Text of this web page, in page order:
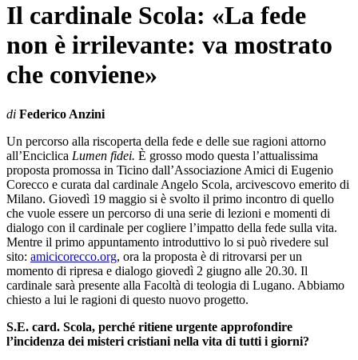
Il cardinale Scola: «La fede
non è irrilevante: va mostrato
che conviene»
di Federico Anzini
Un percorso alla riscoperta della fede e delle sue ragioni attorno
all’Enciclica Lumen fidei. È grosso modo questa l’attualissima
proposta promossa in Ticino dall’Associazione Amici di Eugenio
Corecco e curata dal cardinale Angelo Scola, arcivescovo emerito di
Milano. Giovedì 19 maggio si è svolto il primo incontro di quello
che vuole essere un percorso di una serie di lezioni e momenti di
dialogo con il cardinale per cogliere l’impatto della fede sulla vita.
Mentre il primo appuntamento introduttivo lo si può rivedere sul
sito: amicicorecco.org, ora la proposta è di ritrovarsi per un
momento di ripresa e dialogo giovedì 2 giugno alle 20.30. Il
cardinale sarà presente alla Facoltà di teologia di Lugano. Abbiamo
chiesto a lui le ragioni di questo nuovo progetto.
S.E. card. Scola, perché ritiene urgente approfondire
l’incidenza dei misteri cristiani nella vita di tutti i giorni?